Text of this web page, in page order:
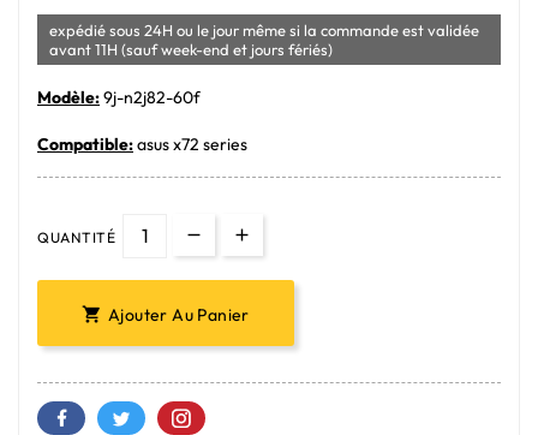
expédié sous 24H ou le jour même si la commande est validée
avant 11H (sauf week-end et jours fériés)
Modèle:9j-n2j82-60f
Compatible:asus x72 series
QUANTITÉ
 Ajouter Au Panier